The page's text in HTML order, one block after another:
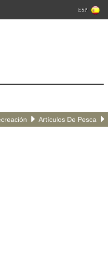
ESP
Artículos De Pesca